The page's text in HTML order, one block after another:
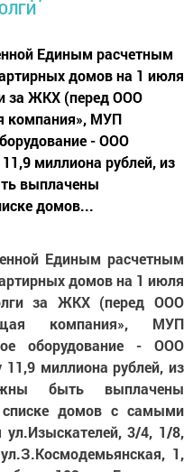
Единым расчетным
домов на 1 июля
за ЖКХ (перед ООО
компания», МУП
- ООО
миллиона рублей, из
выплачены
домов...
Единым расчетным
домов на 1 июля
за ЖКХ (перед ООО
компания», МУП
оборудование - ООО
11,9 миллиона рублей, из
быть выплачены
домов с самыми
3/4, 1/8,
1,